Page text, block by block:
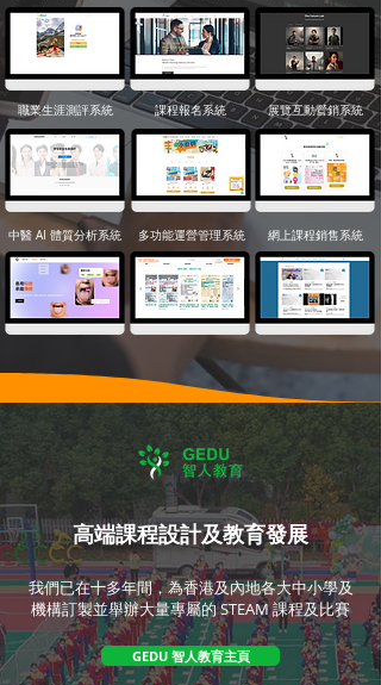
職業生涯測評系統 課程報名系統 展覽互動營銷系統
中醫 AI 體質分析系統 多功能運營管理系統 網上課程銷售系統
高端課程設計及教育發展
我們已在十多年間，為香港及內地各大中小學及
機構訂製並舉辦大量專屬的 STEAM 課程及比賽
GEDU 智人教育主頁